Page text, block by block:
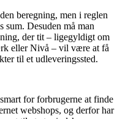
beregning, men i reglen
Desuden må man
der tit – ligegyldigt om
eller Nivå – vil være at få
til et udleveringssted.
for forbrugerne at finde
webshops, og derfor har